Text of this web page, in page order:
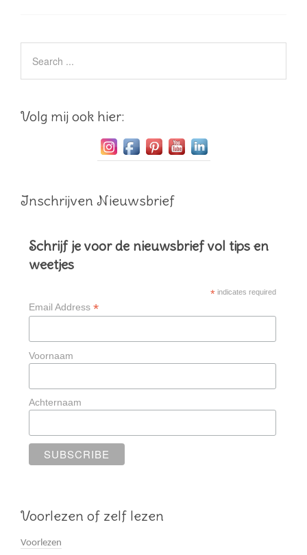
Volg mij ook hier:
Inschrijven Nieuwsbrief
Schrijf je voor de nieuwsbrief vol tips en
weetjes
*indicates required
Email Address *
Voornaam
Achternaam
Voorlezen of zelf lezen
Voorlezen